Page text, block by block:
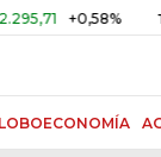
+0,58% TASA